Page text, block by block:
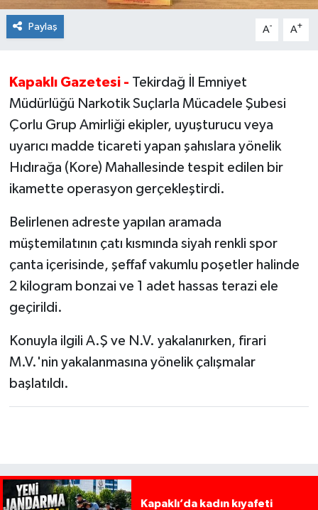
Paylaş A- A+
Kapaklı Gazetesi - Tekirdağ İl Emniyet
Müdürlüğü Narkotik Suçlarla Mücadele Şubesi
Çorlu Grup Amirliği ekipler, uyuşturucu veya
uyarıcı madde ticareti yapan şahıslara yönelik
Hıdırağa (Kore) Mahallesinde tespit edilen bir
ikamette operasyon gerçekleştirdi.
Belirlenen adreste yapılan aramada
müştemilatının çatı kısmında siyah renkli spor
çanta içerisinde, şeffaf vakumlu poşetler halinde
2 kilogram bonzai ve 1 adet hassas terazi ele
geçirildi.
Konuyla ilgili A.Ş ve N.V. yakalanırken, firari
M.V.'nin yakalanmasına yönelik çalışmalar
başlatıldı.
Kapaklı’da kadın kıyafeti